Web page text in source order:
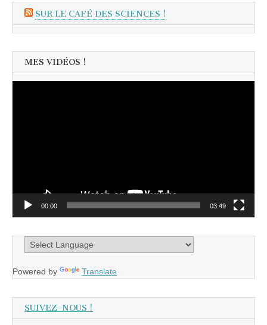
SUR LE CAFÉ DES SCIENCES !
MES VIDÉOS !
00:00 03:49
Powered by Translate
SUIVEZ-NOUS !